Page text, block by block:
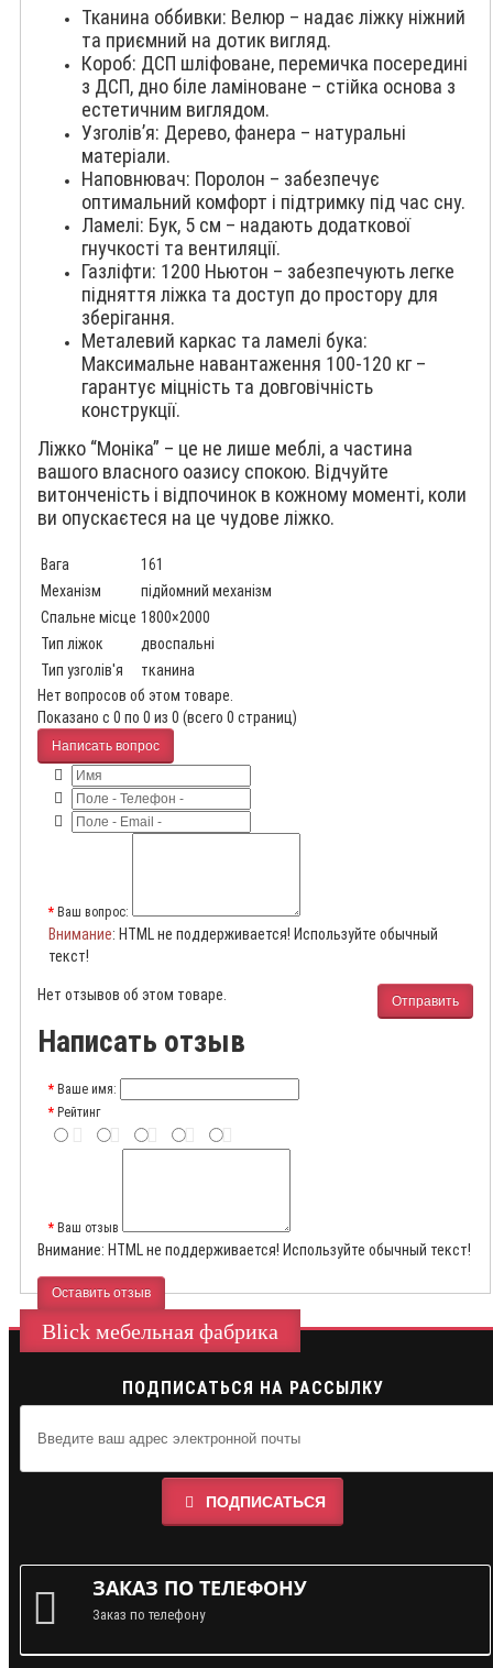
Тканина оббивки: Велюр – надає ліжку ніжний
та приємний на дотик вигляд.
Короб: ДСП шліфоване, перемичка посередині
з ДСП, дно біле ламіноване – стійка основа з
естетичним виглядом.
Узголів’я: Дерево, фанера – натуральні
матеріали.
Наповнювач: Поролон – забезпечує
оптимальний комфорт і підтримку під час сну.
Ламелі: Бук, 5 см – надають додаткової
гнучкості та вентиляції.
Газліфти: 1200 Ньютон – забезпечують легке
підняття ліжка та доступ до простору для
зберігання.
Металевий каркас та ламелі бука:
Максимальне навантаження 100-120 кг –
гарантує міцність та довговічність
конструкції.
Ліжко “Моніка” – це не лише меблі, а частина
вашого власного оазису спокою. Відчуйте
витонченість і відпочинок в кожному моменті, коли
ви опускаєтеся на це чудове ліжко.
Вага
161
Механізм
підйомний механізм
Спальне місце 1800×2000
Тип ліжок
двоспальні
Тип узголів'я
тканина
Нет вопросов об этом товаре.
Показано с 0 по 0 из 0 (всего 0 страниц)
Написать вопрос
Ваш вопрос:
Внимание: HTML не поддерживается! Используйте обычный
текст!
Отправить
Нет отзывов об этом товаре.
Написать отзыв
Ваше имя:
Рейтинг
Ваш отзыв
Внимание: HTML не поддерживается! Используйте обычный текст!
Оставить отзыв
Blick мебельная фабрика
ПОДПИСАТЬСЯ НА РАССЫЛКУ
ПОДПИСАТЬСЯ
ЗАКАЗ ПО ТЕЛЕФОНУ
Заказ по телефону